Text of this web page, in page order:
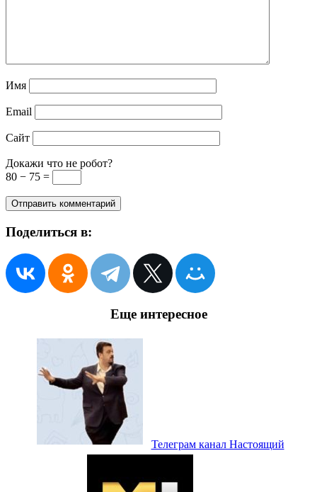
Имя
Email
Сайт
Докажи что не робот?
80 − 75 =
Поделиться в:
Еще интересное
Телеграм канал Настоящий